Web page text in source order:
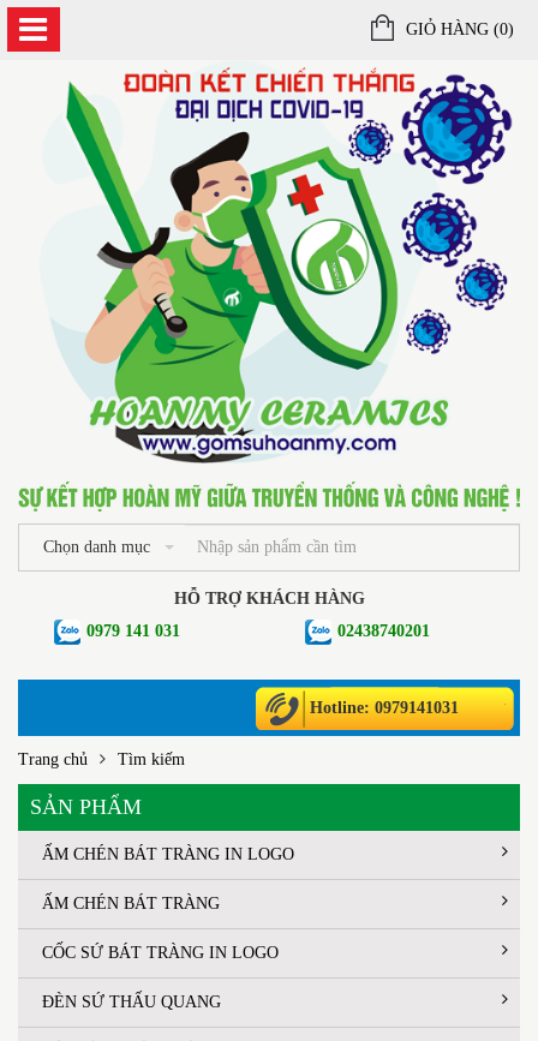
GIỎ HÀNG (0)
Chọn danh mục
HỖ TRỢ KHÁCH HÀNG
0979 141 031
02438740201
Hotline: 0979141031
Trang chủ Tìm kiếm
SẢN PHẨM
ẤM CHÉN BÁT TRÀNG IN LOGO
ẤM CHÉN BÁT TRÀNG
CỐC SỨ BÁT TRÀNG IN LOGO
ĐÈN SỨ THẤU QUANG